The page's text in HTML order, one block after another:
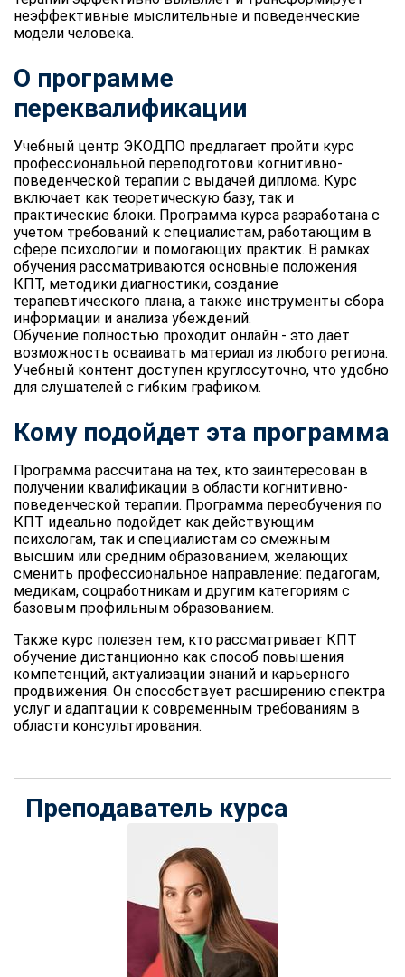
неэффективные мыслительные и поведенческие
модели человека.
О программе
переквалификации
Учебный центр ЭКОДПО предлагает пройти курс
профессиональной переподготови когнитивно-
поведенческой терапии с выдачей диплома. Курс
включает как теоретическую базу, так и
практические блоки. Программа курса разработана с
учетом требований к специалистам, работающим в
сфере психологии и помогающих практик. В рамках
обучения рассматриваются основные положения
КПТ, методики диагностики, создание
терапевтического плана, а также инструменты сбора
информации и анализа убеждений.
Обучение полностью проходит онлайн - это даёт
возможность осваивать материал из любого региона.
Учебный контент доступен круглосуточно, что удобно
для слушателей с гибким графиком.
Кому подойдет эта программа
Программа рассчитана на тех, кто заинтересован в
получении квалификации в области когнитивно-
поведенческой терапии. Программа переобучения по
КПТ идеально подойдет как действующим
психологам, так и специалистам со смежным
высшим или средним образованием, желающих
сменить профессиональное направление: педагогам,
медикам, соцработникам и другим категориям с
базовым профильным образованием.
Также курс полезен тем, кто рассматривает КПТ
обучение дистанционно как способ повышения
компетенций, актуализации знаний и карьерного
продвижения. Он способствует расширению спектра
услуг и адаптации к современным требованиям в
области консультирования.
Преподаватель курса